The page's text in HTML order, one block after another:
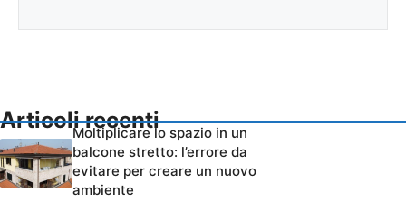
Articoli recenti
Moltiplicare lo spazio in un
balcone stretto: l’errore da
evitare per creare un nuovo
ambiente